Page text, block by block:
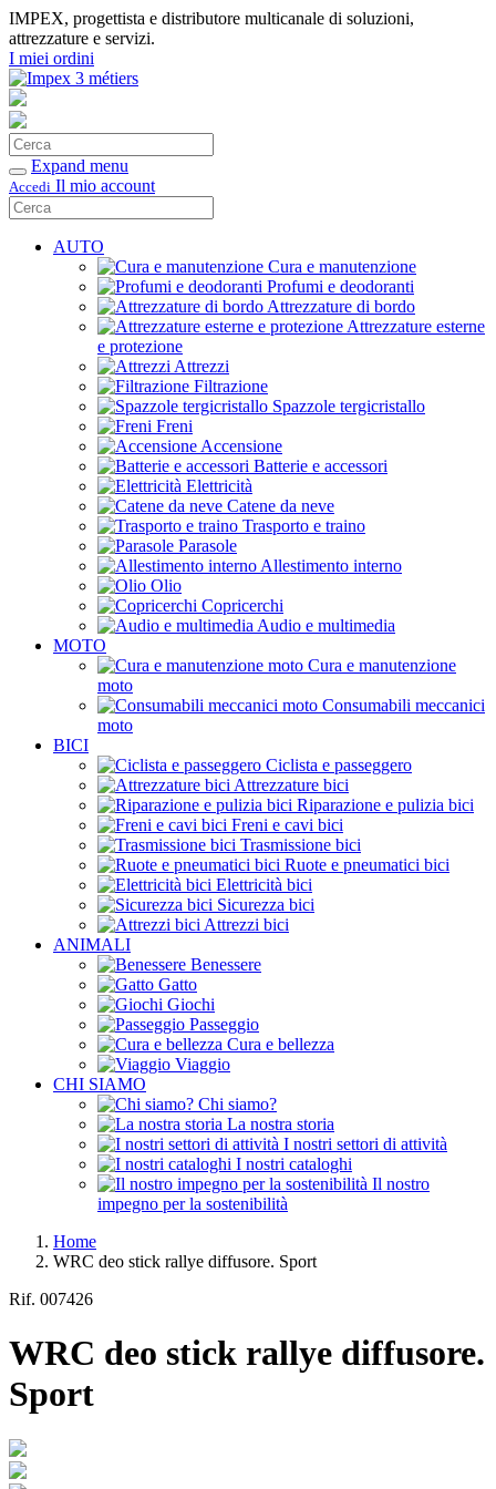
IMPEX, progettista e distributore multicanale di soluzioni,
attrezzature e servizi.
I miei ordini
Cerca
Conferma
Expand menu
Accedi Il mio account
Cerca
AUTO
Cura e manutenzione
Profumi e deodoranti
Attrezzature di bordo
Attrezzature esterne
e protezione
Attrezzi
Filtrazione
Spazzole tergicristallo
Freni
Accensione
Batterie e accessori
Elettricità
Catene da neve
Trasporto e traino
Parasole
Allestimento interno
Olio
Copricerchi
Audio e multimedia
MOTO
Cura e manutenzione
moto
Consumabili meccanici
moto
BICI
Ciclista e passeggero
Attrezzature bici
Riparazione e pulizia bici
Freni e cavi bici
Trasmissione bici
Ruote e pneumatici bici
Elettricità bici
Sicurezza bici
Attrezzi bici
ANIMALI
Benessere
Gatto
Giochi
Passeggio
Cura e bellezza
Viaggio
CHI SIAMO
Chi siamo?
La nostra storia
I nostri settori di attività
I nostri cataloghi
Il nostro
impegno per la sostenibilità
Home
WRC deo stick rallye diffusore. Sport
Rif. 007426
WRC deo stick rallye diffusore.
Sport